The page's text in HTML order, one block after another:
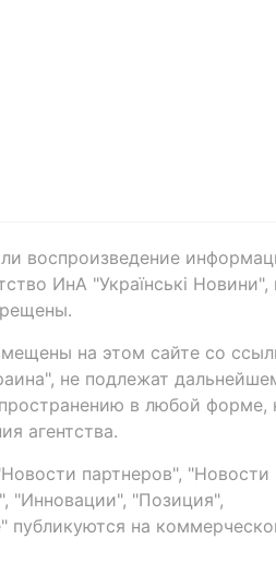
воспроизведение
ИнА "Українські Новини",
на этом сайте со
не подлежат
в любой форме,
агентства.
партнеров", "Новости
"Инновации", "Позиция",
публикуются на